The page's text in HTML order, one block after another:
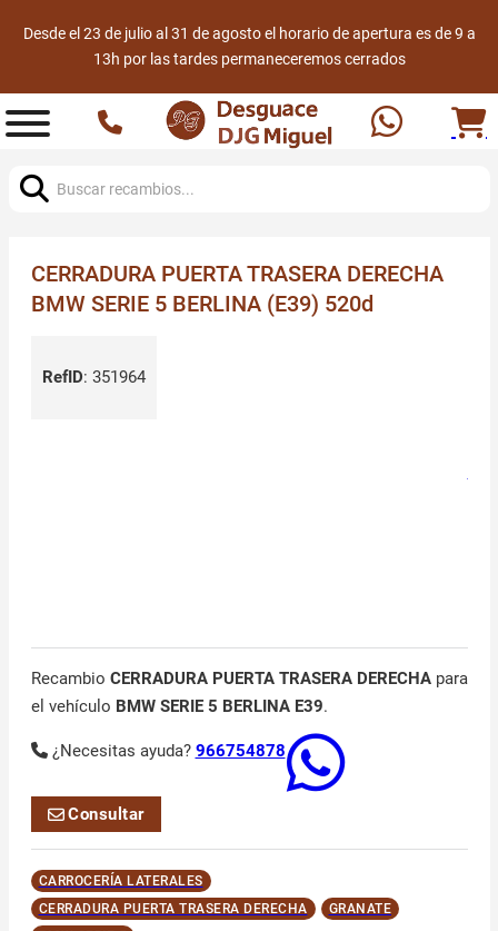
Desde el 23 de julio al 31 de agosto el horario de apertura es de 9 a
13h por las tardes permaneceremos cerrados
CERRADURA PUERTA TRASERA DERECHA
BMW SERIE 5 BERLINA (E39) 520d
RefID: 351964
Recambio CERRADURA PUERTA TRASERA DERECHApara
el vehículo BMW SERIE 5 BERLINA E39.
¿Necesitas ayuda? 966754878
Consultar
CARROCERÍA LATERALES
CERRADURA PUERTA TRASERA DERECHA
GRANATE